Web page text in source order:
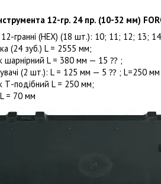
12-гр. 24 пр. (10-32 мм)
12-гранні (HEX) (18 шт.): 10; 11; 12;
(24 зуб.) L = 2555 мм;
шарнірний L = 380 мм — 15 ⁇ ;
(2 шт.): L = 125 мм — 5 ⁇ ; L=250
Т-подібний L = 250 мм;
= 70 мм